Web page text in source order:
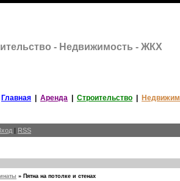
- Недвижимость - ЖКХ
Главная Аренда Строительство
RSS
» Пятна на потолке и стенах